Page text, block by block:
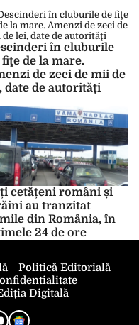
în cluburile
fiţe de la mare.
de zeci de mii de
date de autorităţi
cetățeni români și
au tranzitat
din România, în
24 de ore
Politică Editorială
Digitală